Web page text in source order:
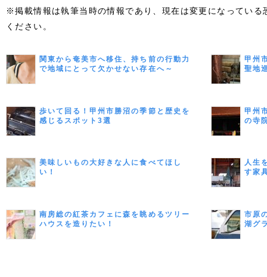
※掲載情報は執筆当時の情報であり、現在は変更になっている
ください。
関東から奄美市へ移住、持ち前の行動力
で地域にとって欠かせない存在へ～
甲州
聖地
歩いて回る！甲州市勝沼の季節と歴史を
感じるスポット3選
甲州
の寺
美味しいもの大好きな人に食べてほし
い！
人生
す家
南房総の紅茶カフェに森を眺めるツリー
ハウスを造りたい！
市原
湖グ